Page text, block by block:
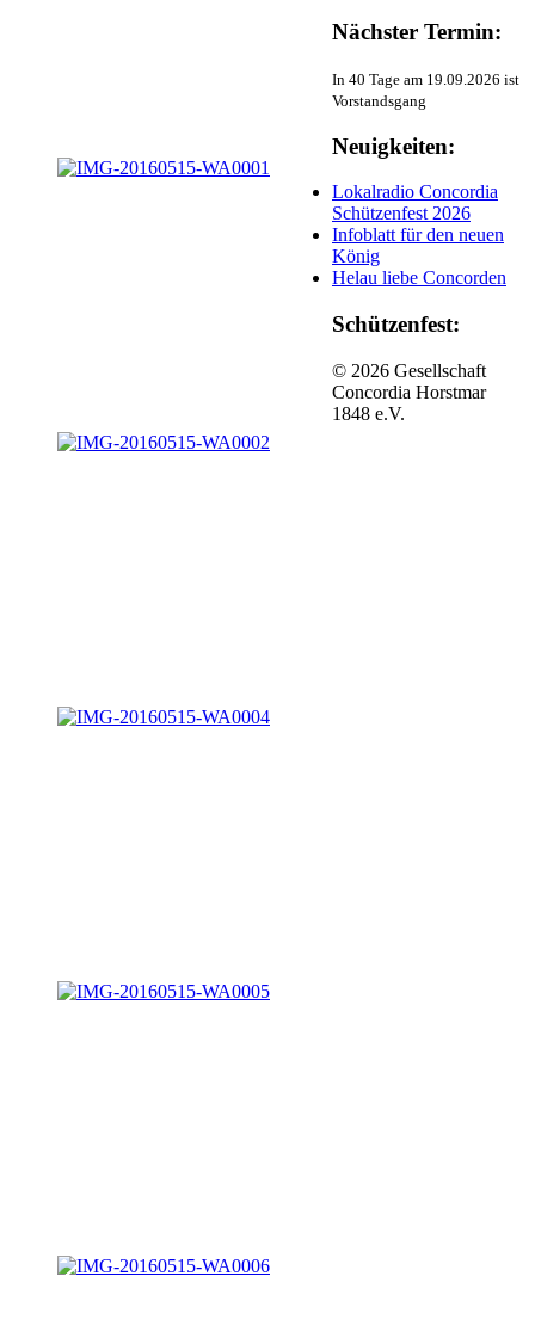
Nächster Termin:
In 40 Tage am 19.09.2026 ist
Vorstandsgang
Neuigkeiten:
Lokalradio Concordia
Schützenfest 2026
Infoblatt für den neuen
König
Helau liebe Concorden
Schützenfest:
© 2026 Gesellschaft
Concordia Horstmar
1848 e.V.